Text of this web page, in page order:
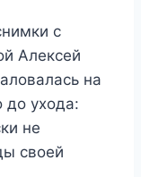
с
Алексей
на
до ухода:
не
своей